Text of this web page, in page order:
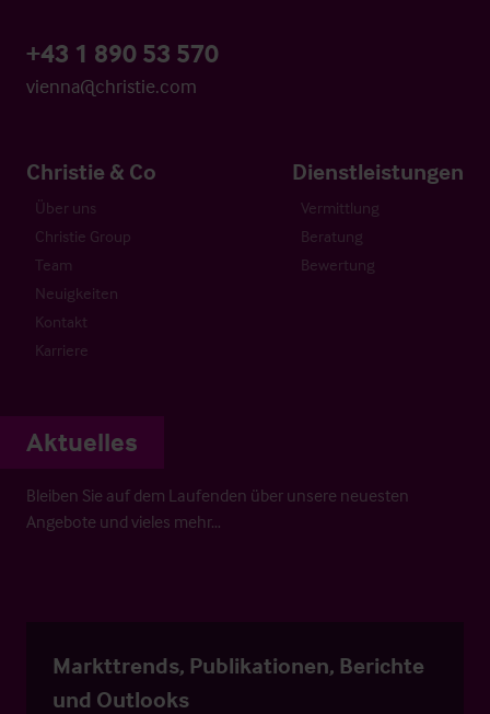
+43 1 890 53 570
vienna@christie.com
Christie & Co
Über uns
Christie Group
Team
Neuigkeiten
Kontakt
Karriere
Dienstleistungen
Vermittlung
Beratung
Bewertung
Aktuelles
Bleiben Sie auf dem Laufenden über unsere neuesten
Angebote und vieles mehr…
Markttrends, Publikationen, Berichte
und Outlooks